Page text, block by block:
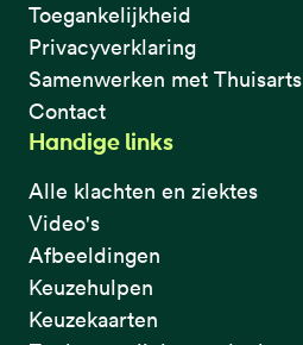
Toegankelijkheid
Privacyverklaring
Samenwerken met Thuisarts
Contact
Handige links
Alle klachten en ziektes
Video's
Afbeeldingen
Keuzehulpen
Keuzekaarten